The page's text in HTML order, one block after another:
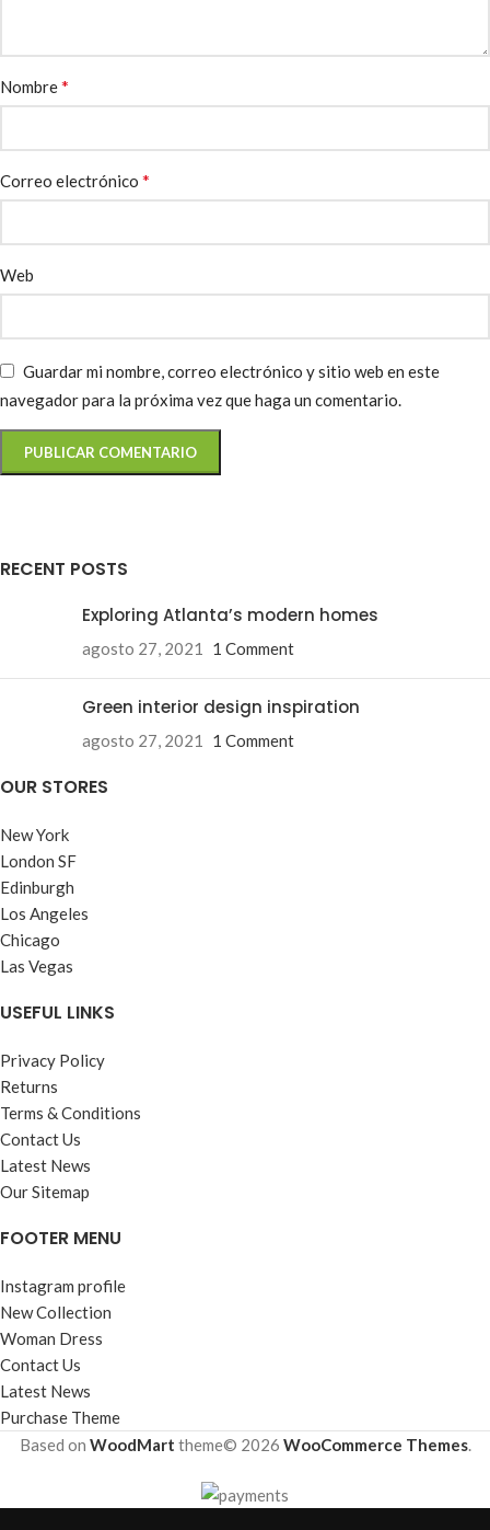
Nombre*
Correo electrónico *
Web
Guardar mi nombre, correo electrónico y sitio web en este
navegador para la próxima vez que haga un comentario.
RECENT POSTS
Exploring Atlanta’s modern homes
agosto 27, 2021 1 Comment
Green interior design inspiration
agosto 27, 2021 1 Comment
OUR STORES
New York
London SF
Edinburgh
Los Angeles
Chicago
Las Vegas
USEFUL LINKS
Privacy Policy
Returns
Terms & Conditions
Contact Us
Latest News
Our Sitemap
FOOTER MENU
Instagram profile
New Collection
Woman Dress
Contact Us
Latest News
Purchase Theme
Based on WoodMart theme© 2026 WooCommerce Themes.